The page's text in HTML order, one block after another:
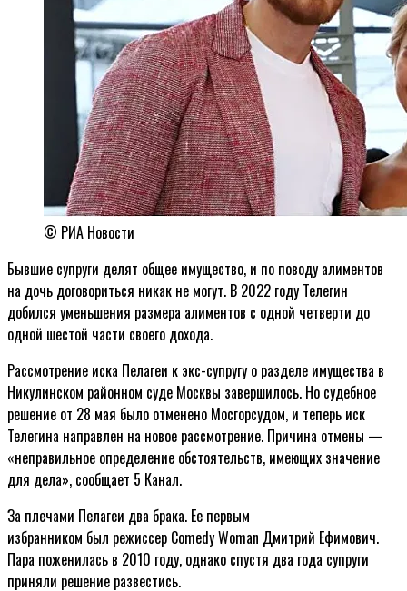
© РИА Новости
Бывшие супруги делят общее имущество, и по поводу алиментов
на дочь договориться никак не могут. В 2022 году Телегин
добился уменьшения размера алиментов с одной четверти до
одной шестой части своего дохода.
Рассмотрение иска Пелагеи к экс-супругу о разделе имущества в
Никулинском районном суде Москвы завершилось. Но судебное
решение от 28 мая было отменено Мосгорсудом, и теперь иск
Телегина направлен на новое рассмотрение. Причина отмены —
«неправильное определение обстоятельств, имеющих значение
для дела», сообщает 5 Канал.
За плечами Пелагеи два брака. Ее первым
избранником был режиссер Comedy Woman Дмитрий Ефимович.
Пара поженилась в 2010 году, однако спустя два года супруги
приняли решение развестись.